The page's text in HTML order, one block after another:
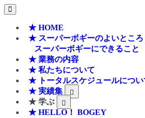
★ HOME
★ スーパーボギーのよいところ
スーパーボギーにできること
★ 業務の内容
★ 私たちについて
★ トータルスケジュールについ
★ 実績集
★ 学ぶ
★ HELLO！ BOGEY